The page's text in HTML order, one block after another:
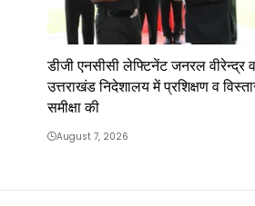
डीजी एनसीसी लेफ्टिनेंट जनरल वीरेन्द्र
उत्तराखंड निदेशालय में प्रशिक्षण व
समीक्षा की
August 7, 2026